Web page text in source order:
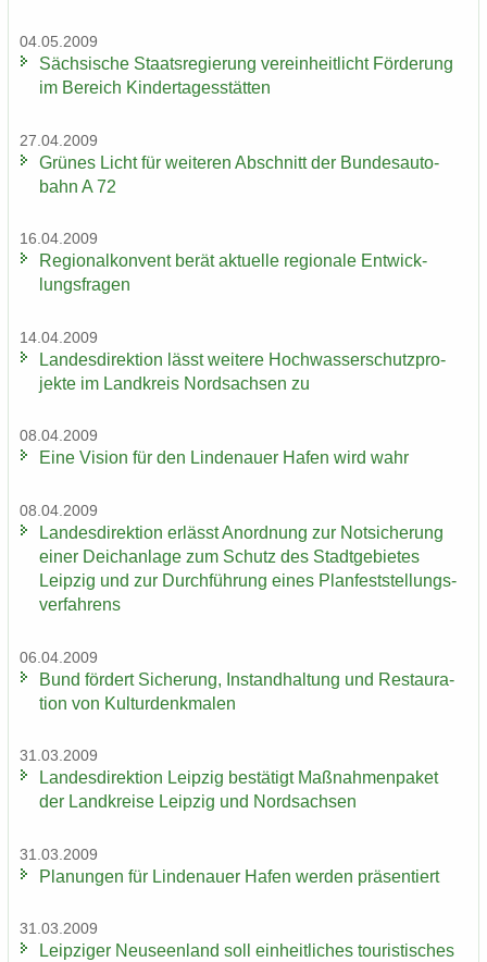
04.05.2009
Säch­si­sche Staats­re­gie­rung ver­ein­heit­licht För­de­rung
im Be­reich Kin­der­ta­ges­stät­ten
27.04.2009
Grü­nes Licht für wei­te­ren Ab­schnitt der Bun­des­au­to­
bahn A 72
16.04.2009
Re­gio­nal­kon­vent berät ak­tu­el­le re­gio­na­le Ent­wick­
lungs­fra­gen
14.04.2009
Lan­des­di­rek­ti­on lässt wei­te­re Hoch­was­ser­schutz­pro­
jek­te im Land­kreis Nord­sach­sen zu
08.04.2009
Eine Vi­si­on für den Lin­de­nau­er Hafen wird wahr
08.04.2009
Lan­des­di­rek­ti­on er­lässt An­ord­nung zur Not­si­che­rung
einer Deich­an­la­ge zum Schutz des Stadt­ge­bie­tes
Leip­zig und zur Durch­füh­rung eines Plan­fest­stel­lungs­
ver­fah­rens
06.04.2009
Bund för­dert Si­che­rung, In­stand­hal­tung und Re­stau­ra­
ti­on von Kul­tur­denk­ma­len
31.03.2009
Lan­des­di­rek­ti­on Leip­zig be­stä­tigt Maß­nah­men­pa­ket
der Land­krei­se Leip­zig und Nord­sach­sen
31.03.2009
Pla­nun­gen für Lin­de­nau­er Hafen wer­den prä­sen­tiert
31.03.2009
Leip­zi­ger Neu­seen­land soll ein­heit­li­ches tou­ris­ti­sches